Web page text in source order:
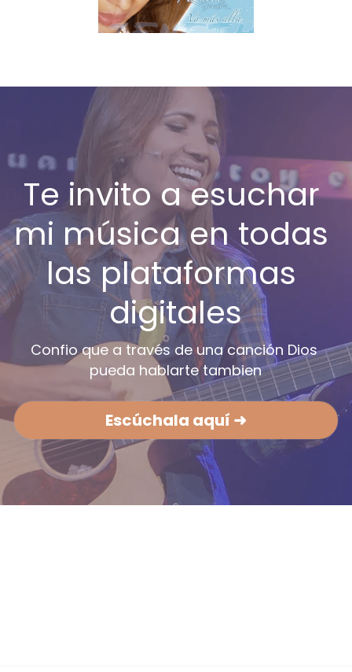
Te invito a esuchar
mi música en todas
las plataformas
digitales
Confio que a través de una canción Dios
pueda hablarte tambien
Escúchala aquí ➜